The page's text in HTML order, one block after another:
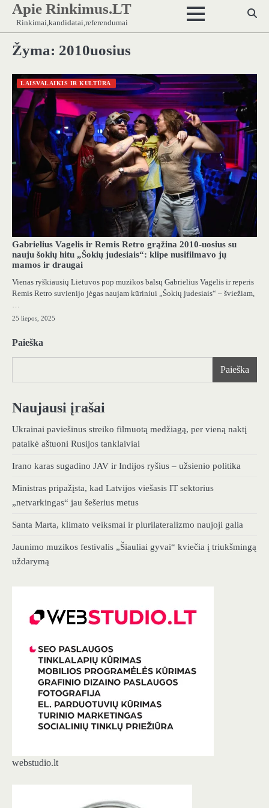
Skip
content
Apie Rinkimus.LT
Rinkimai,kandidatai,referendumai
Žyma: 2010uosius
LAISVALAIKIS IR KULTŪRA
Gabrielius Vagelis ir Remis Retro grąžina 2010-uosius su
nauju šokių hitu „Šokių judesiais“: klipe nusifilmavo jų
mamos ir draugai
Vienas ryškiausių Lietuvos pop muzikos balsų Gabrielius Vagelis ir reperis
Remis Retro suvienijo jėgas naujam kūriniui „Šokių judesiais“ – šviežiam,
25 liepos, 2025
Paieška
Paieška
Naujausi įrašai
Ukrainai paviešinus streiko filmuotą medžiagą, per vieną naktį
pataikė aštuoni Rusijos tanklaiviai
Irano karas sugadino JAV ir Indijos ryšius – užsienio politika
Ministras pripažįsta, kad Latvijos viešasis IT sektorius
„netvarkingas“ jau šešerius metus
Santa Marta, klimato veiksmai ir plurilateralizmo naujoji galia
Jaunimo muzikos festivalis „Šiauliai gyvai“ kviečia į triukšmingą
uždarymą
webstudio.lt